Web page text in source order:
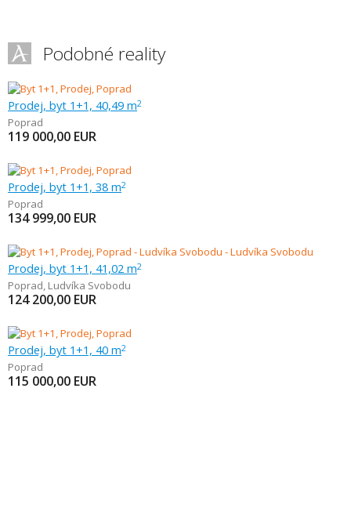
Podobné reality
Prodej, byt 1+1, 40,49 m2
Poprad
119 000,00 EUR
Prodej, byt 1+1, 38 m2
Poprad
134 999,00 EUR
Prodej, byt 1+1, 41,02 m2
Poprad, Ludvíka Svobodu
124 200,00 EUR
Prodej, byt 1+1, 40 m2
Poprad
115 000,00 EUR